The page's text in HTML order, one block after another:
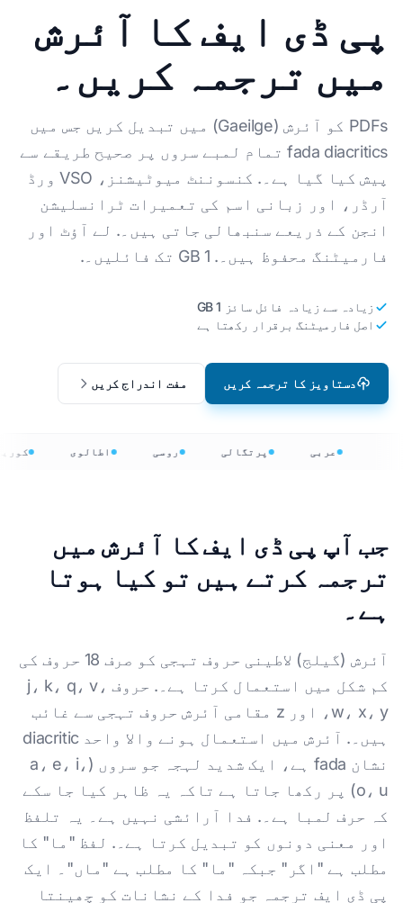
پی ڈی ایف کا آئرش
میں ترجمہ کریں۔
PDFs کو آئرش (Gaeilge) میں تبدیل کریں جس میں
fada diacritics تمام لمبے سروں پر صحیح طریقے سے
پیش کیا گیا ہے۔. کنسوننٹ میوٹیشنز، VSO ورڈ
آرڈر، اور زبانی اسم کی تعمیرات ٹرانسلیشن
انجن کے ذریعے سنبھالی جاتی ہیں۔. لے آؤٹ اور
فارمیٹنگ محفوظ ہیں۔. 1 GB تک فائلیں۔.
زیادہ سے زیادہ فائل سائز 1 GB
اصل فارمیٹنگ برقرار رکھتا ہے
دستاویز کا ترجمہ کریں مفت اندراج کریں
عربی پرتگالی روسی اطالوی
جب آپ پی ڈی ایف کا آئرش میں
ترجمہ کرتے ہیں تو کیا ہوتا
ہے۔
آئرش (گیلج) لاطینی حروف تہجی کو صرف 18 حروف کی
کم شکل میں استعمال کرتا ہے۔. حروف j، k، q، v،
w، x، y، اور z مقامی آئرش حروف تہجی سے غائب
ہیں۔. آئرش میں استعمال ہونے والا واحد diacritic
نشان fada ہے، ایک شدید لہجہ جو سروں (a، e، i،
o، u) پر رکھا جاتا ہے تاکہ یہ ظاہر کیا جا سکے
کہ حرف لمبا ہے۔. فدا آرائشی نہیں ہے۔ یہ تلفظ
اور معنی دونوں کو تبدیل کرتا ہے۔. لفظ "ما" کا
مطلب ہے "اگر" جبکہ "ما" کا مطلب ہے "ماں"۔ ایک
پی ڈی ایف ترجمہ جو فدا کے نشانات کو چھینتا